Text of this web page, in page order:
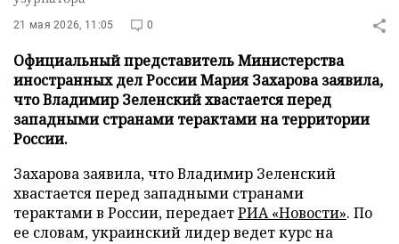
21 мая 2026, 11:05 0
Официальный представитель Министерства
иностранных дел России Мария Захарова заявила,
что Владимир Зеленский хвастается перед
западными странами терактами на территории
России.
Захарова заявила, что Владимир Зеленский
хвастается перед западными странами
терактами в России, передаетРИА «Новости». По
ее словам, украинский лидер ведет курс на